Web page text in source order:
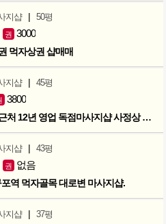
지샵 | 50평
권 3000
먹자상권 샵매매
지샵 | 45평
3800
청주 육거리시장 근처 12년 영업 독점마사지샵 사정상 급매합니다.
지샵 | 43평
권 없음
역 먹자골목 대로변 마사지샵.
지샵 | 37평